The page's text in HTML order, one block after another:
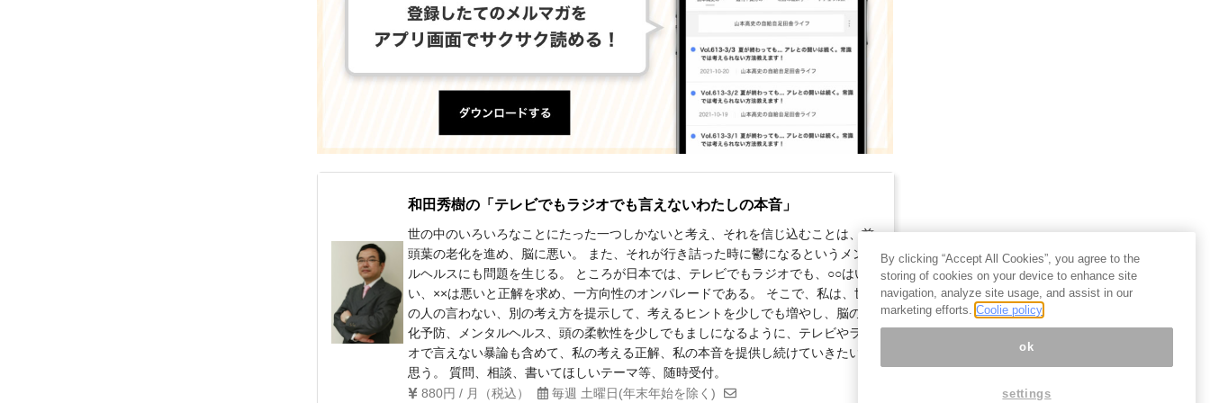
和田秀樹の「テレビでもラジオでも言えないわたしの本音」
世の中のいろいろなことにたった一つしかないと考え、それを信じ込むことは、前
頭葉の老化を進め、脳に悪い。 また、それが行き詰った時に鬱になるというメンタ
ルヘルスにも問題を生じる。 ところが日本では、テレビでもラジオでも、○○はい
い、××は悪いと正解を求め、一方向性のオンパレードである。 そこで、私は、世間
の人の言わない、別の考え方を提示して、考えるヒントを少しでも増やし、脳の老
化予防、メンタルヘルス、頭の柔軟性を少しでもましになるように、テレビやラジ
オで言えない暴論も含めて、私の考える正解、私の本音を提供し続けていきたいと
思う。 質問、相談、書いてほしいテーマ等、随時受付。
880円 / 月（税込）
毎週 土曜日(年末年始を除く)
By clicking “Accept All Cookies”, you agree to the
storing of cookies on your device to enhance site
navigation, analyze site usage, and assist in our
marketing efforts. Coolie policy
ok
settings